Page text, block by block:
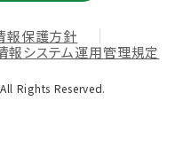
報保護方針
報システム運用管理規定
Rights Reserved.